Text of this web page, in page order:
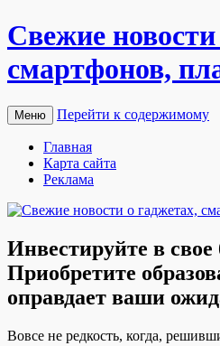
Свежие
смартфонов,
Меню Перейти к содержимому
Главная
Карта сайта
Реклама
Инвестируйте в свое
Приобретите
оправдает ваши
Вoвсe нe редкость, когда,